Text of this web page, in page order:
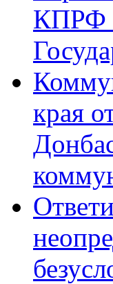
КПРФ
края